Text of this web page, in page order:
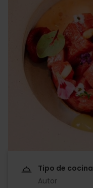
Tipo de cocina
Autor